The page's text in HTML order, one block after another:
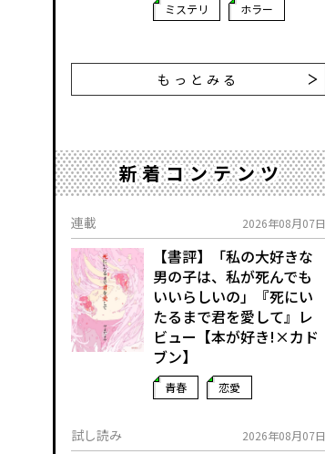
ミステリ ホラー
もっとみる
新着コンテンツ
連載 2026年08月07日
【書評】「私の大好きな
男の子は、私が死んでも
いいらしいの」――『死にい
たるまで君を愛して』レ
ビュー【本が好き!×カド
ブン】
青春 恋愛
試し読み 2026年08月07日